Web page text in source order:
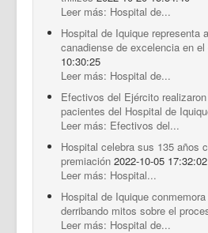
Leer más: Hospital de...
Hospital de Iquique representa
canadiense de excelencia en el
10:30:25
Leer más: Hospital de...
Efectivos del Ejército
pacientes del Hospital de
Leer más: Efectivos del...
Hospital celebra sus 135 años
premiación 2022-10-05 17:32:02
Leer más: Hospital...
Hospital de Iquique
derribando mitos sobre el
Leer más: Hospital de...